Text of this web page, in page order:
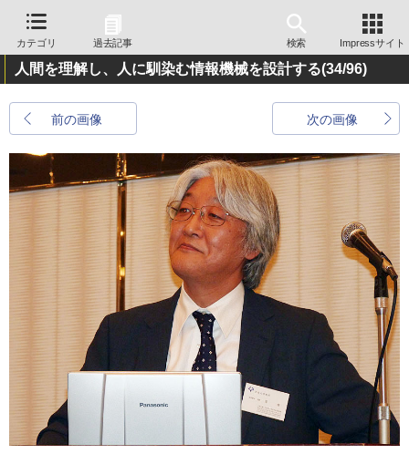
カテゴリ 過去記事 検索 Impressサイト
人間を理解し、人に馴染む情報機械を設計する(34/96)
前の画像 次の画像